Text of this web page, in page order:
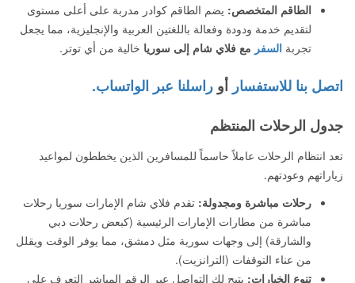
الطاقم المتخصص: يضم الطاقم كوادر مدربة على أعلى مستوى
لتقديم خدمة ودودة وفعالة باللغتين العربية والإنجليزية، مما يجعل
تجربة السفر مع فلاي شام إلى سوريا خالية من أي توتر.
اتصل بنا للاستفسار أو راسلنا عبر الواتساب.
جدول الرحلات المنتظم
تعد انتظام الرحلات عاملاً حاسماً للمسافرين الذين يخططون لمواعيد
زياراتهم وعودتهم.
رحلات مباشرة ومجدولة: تقدم فلاي شام الإمارات سوريا رحلات
مباشرة من مطارات الإمارات الرئيسية (كبعض رحلات دبي
والشارقة) إلى وجهات سورية مثل دمشق، مما يوفر الوقت ويقلل
من عناء التوقفات (الترانزيت).
تنوع الخيارات: يتيح لك التواصل عبر الرقم المباشر التعرف على